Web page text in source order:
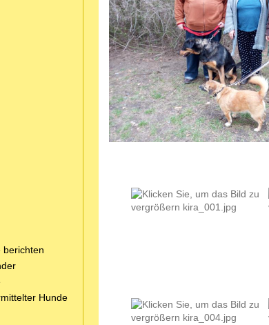
berichten
Hunde